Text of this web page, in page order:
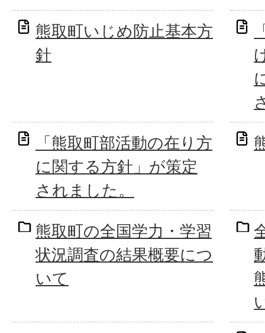
熊取町いじめ防止基本方
針
「熊取町部活動の在り方
に関する方針」が策定
されました。
熊取町の全国学力・学習
状況調査の結果概要につ
いて